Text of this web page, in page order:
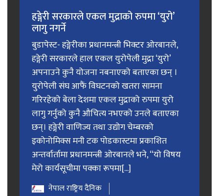
हङ्गेरी सरकारले एकल मुद्राको रुपमा ‘युरो’
लागु नगर्ने
बुडापेस्ट- हङ्गेरीका प्रधानमन्त्री भिक्टर ओरबानले,
हङ्गेरी सरकारले हाल एकल युरोपेली मुद्रा ‘युरो’
अपनाउने कुनै योजना नबनाएको बताएका छन् ।
युरोपेली संघ आफैं विघटनको खतरा सामना
गरिरहेको बेला देशमा एकल मुद्राको रुपमा युरो
लागु गर्नुको कुनै औचित्य नभएको उनले बताएका
छन्। हङ्गेरी वाणिज्य तथा उद्योग चेम्बरको
इकोनोमिक्स मनी टक पोडकास्टमा प्रकाशित
अन्तर्वार्तामा प्रधानमन्त्री ओरबानले भने, “यो विषय
मेरो कार्यसूचीमा पक्का रूपमा[...]
नेपाल राष्ट्रिय दैनिक